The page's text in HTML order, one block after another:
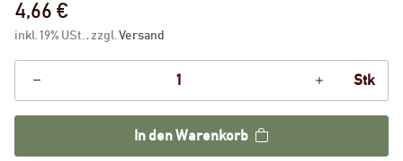
4,66 €
inkl. 19% USt. , zzgl. Versand
Stk
In den Warenkorb